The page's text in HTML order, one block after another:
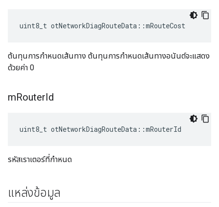
uint8_t otNetworkDiagRouteData ::mRouteCost
ต้นทุนการกำหนดเส้นทาง ต้นทุนการกำหนดเส้นทางอนันต์จะแสดง
ด้วยค่า 0
mRouterId
uint8_t otNetworkDiagRouteData ::mRouterId
รหัสเราเตอร์ที่กําหนด
แหล่งข้อมูล